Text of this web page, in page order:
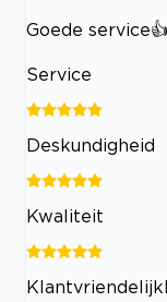
Goede service👍
Service
Deskundigheid
Kwaliteit